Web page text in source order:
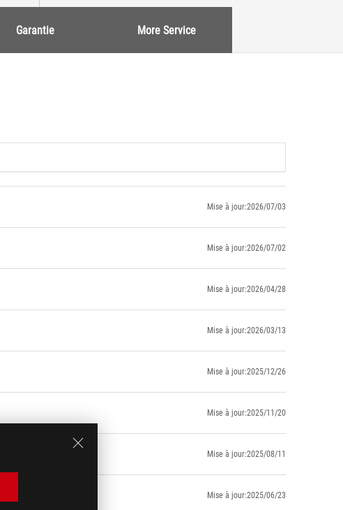
Garantie More Service
Mise à jour:2026/07/03
Mise à jour:2026/07/02
Mise à jour:2026/04/28
Mise à jour:2026/03/13
Mise à jour:2025/12/26
Mise à jour:2025/11/20
Mise à jour:2025/08/11
Mise à jour:2025/06/23